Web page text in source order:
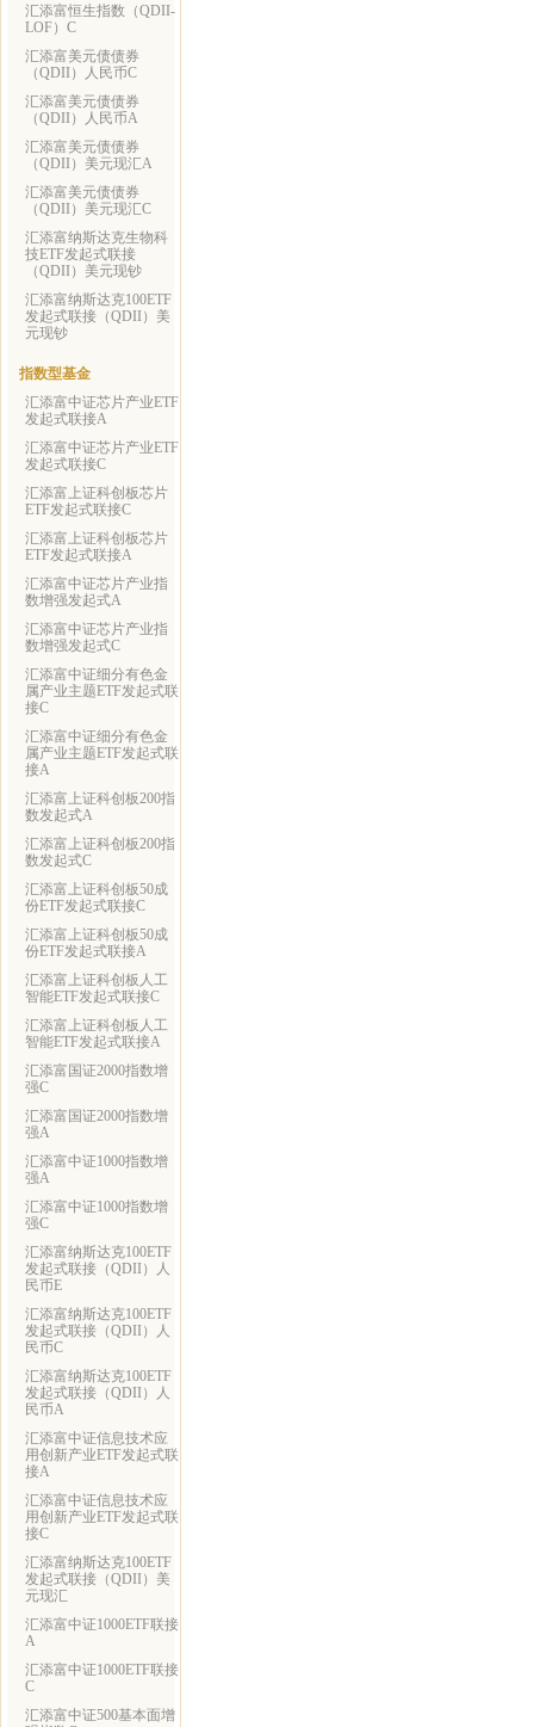
汇添富恒生指数（QDII-
LOF）C
汇添富美元债债券
（QDII）人民币C
汇添富美元债债券
（QDII）人民币A
汇添富美元债债券
（QDII）美元现汇A
汇添富美元债债券
（QDII）美元现汇C
汇添富纳斯达克生物科
技ETF发起式联接
（QDII）美元现钞
汇添富纳斯达克100ETF
发起式联接（QDII）美
元现钞
指数型基金
汇添富中证芯片产业ETF
发起式联接A
汇添富中证芯片产业ETF
发起式联接C
汇添富上证科创板芯片
ETF发起式联接C
汇添富上证科创板芯片
ETF发起式联接A
汇添富中证芯片产业指
数增强发起式A
汇添富中证芯片产业指
数增强发起式C
汇添富中证细分有色金
属产业主题ETF发起式联
接C
汇添富中证细分有色金
属产业主题ETF发起式联
接A
汇添富上证科创板200指
数发起式A
汇添富上证科创板200指
数发起式C
汇添富上证科创板50成
份ETF发起式联接C
汇添富上证科创板50成
份ETF发起式联接A
汇添富上证科创板人工
智能ETF发起式联接C
汇添富上证科创板人工
智能ETF发起式联接A
汇添富国证2000指数增
强C
汇添富国证2000指数增
强A
汇添富中证1000指数增
强A
汇添富中证1000指数增
强C
汇添富纳斯达克100ETF
发起式联接（QDII）人
民币E
汇添富纳斯达克100ETF
发起式联接（QDII）人
民币C
汇添富纳斯达克100ETF
发起式联接（QDII）人
民币A
汇添富中证信息技术应
用创新产业ETF发起式联
接A
汇添富中证信息技术应
用创新产业ETF发起式联
接C
汇添富纳斯达克100ETF
发起式联接（QDII）美
元现汇
汇添富中证1000ETF联接
A
汇添富中证1000ETF联接
C
汇添富中证500基本面增